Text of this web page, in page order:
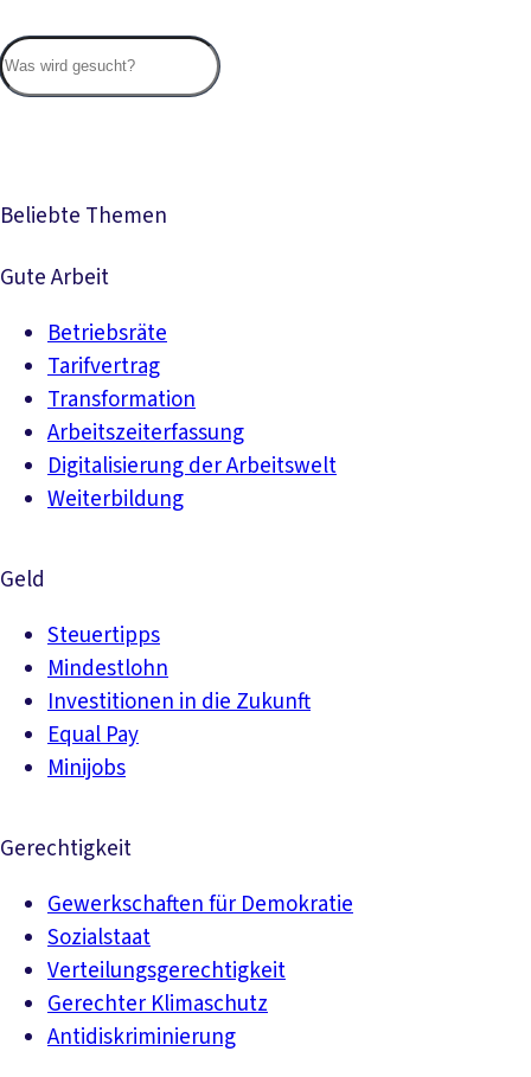
Beliebte Themen
Gute Arbeit
Betriebsräte
Tarifvertrag
Transformation
Arbeitszeiterfassung
Digitalisierung der Arbeitswelt
Weiterbildung
Geld
Steuertipps
Mindestlohn
Investitionen in die Zukunft
Equal Pay
Minijobs
Gerechtigkeit
Gewerkschaften für Demokratie
Sozialstaat
Verteilungsgerechtigkeit
Gerechter Klimaschutz
Antidiskriminierung